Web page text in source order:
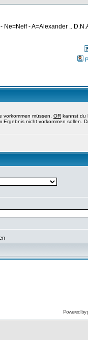
Ne=Neff - A=Alexander ..
vorkommen müssen, OR kannst du
Ergebnis nicht vorkommen sollen.
Powered by